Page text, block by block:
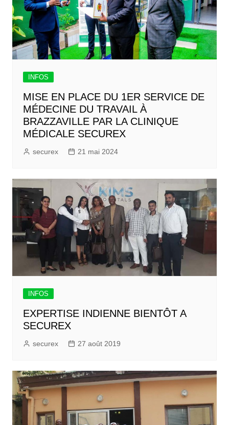
INFOS
MISE EN PLACE DU 1ER SERVICE DE
MÉDECINE DU TRAVAIL À
BRAZZAVILLE PAR LA CLINIQUE
MÉDICALE SECUREX
securex 21 mai 2024
INFOS
EXPERTISE INDIENNE BIENTÔT A
SECUREX
securex 27 août 2019